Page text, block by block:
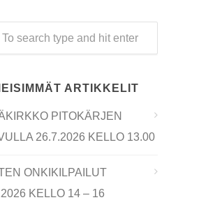
ARTIKKELIT
PITOKÄRJEN
26.7.2026 KELLO 13.00
ONKIKILPAILUT
KELLO 14 – 16